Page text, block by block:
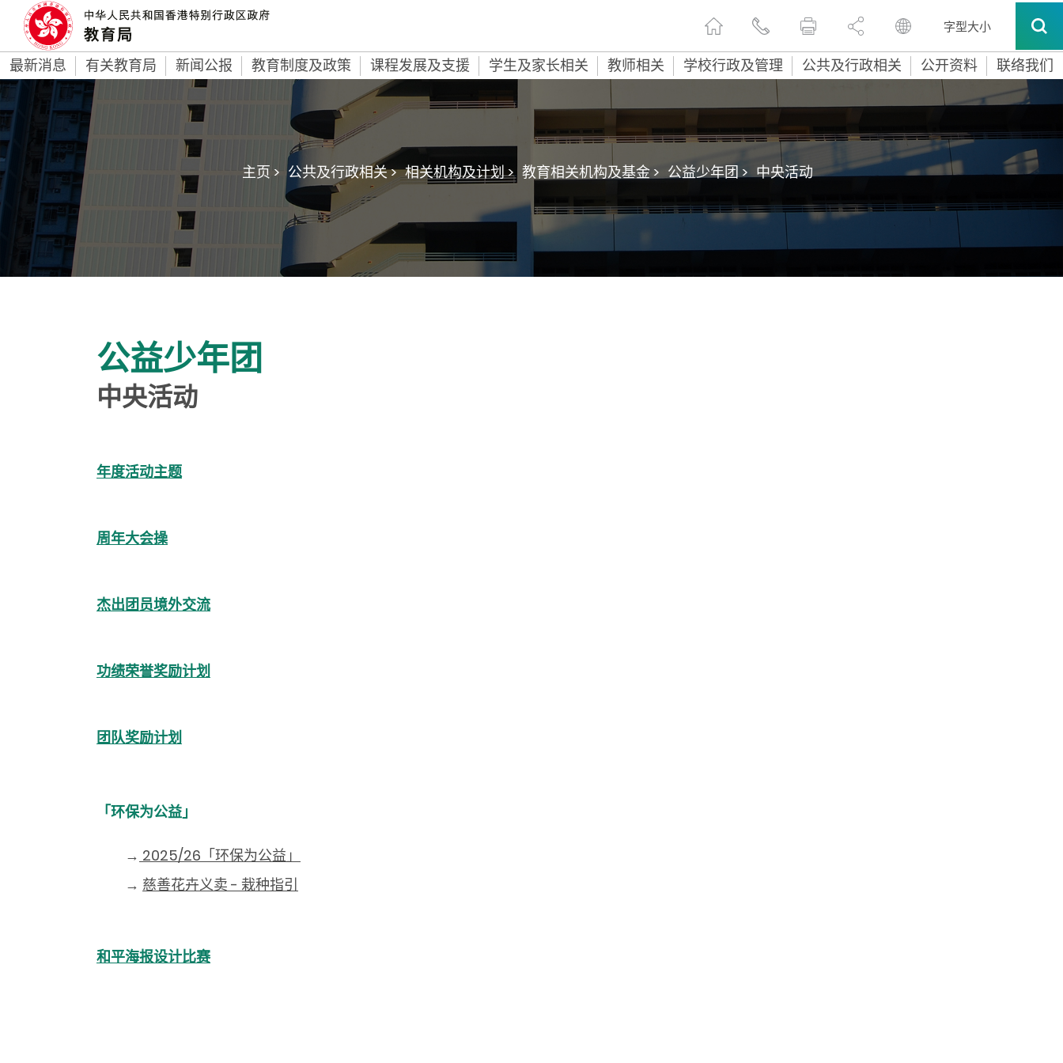
字型大小
最新消息 有关教育局 新闻公报 教育制度及政策 课程发展及支援 学生及家长相关 教师相关 学校行政及管理 公共及行政相关 公开资料 联络我们
主页 > 公共及行政相关 > 相关机构及计划 > 教育相关机构及基金 > 公益少年团 > 中央活动
公益少年团
中央活动
年度活动主题
周年大会操
杰出团员境外交流
功绩荣誉奖励计划
团队奖励计划
「环保为公益」
→ 2025/26「环保为公益」
→ 慈善花卉义卖 - 栽种指引
和平海报设计比赛